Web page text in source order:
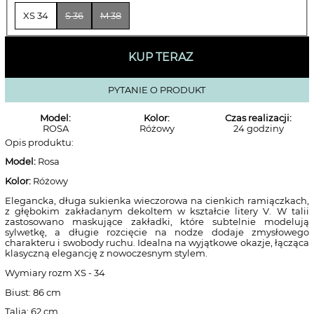
XS 34 S 36 M 38
KUP TERAZ
PYTANIE O PRODUKT
Model:
ROSA
Kolor:
Różowy
Czas realizacji:
24 godziny
Opis produktu:
Model: Rosa
Kolor: Różowy
Elegancka, długa sukienka wieczorowa na cienkich ramiączkach,
z głębokim zakładanym dekoltem w kształcie litery V. W talii
zastosowano maskujące zakładki, które subtelnie modelują
sylwetkę, a długie rozcięcie na nodze dodaje zmysłowego
charakteru i swobody ruchu. Idealna na wyjątkowe okazje, łącząca
klasyczną elegancję z nowoczesnym stylem.
Wymiary rozm XS - 34
Biust: 86 cm
Talia: 62 cm